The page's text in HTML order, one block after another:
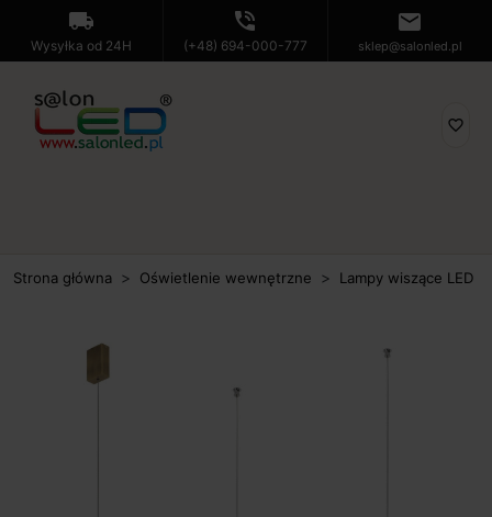
local_shipping
Wysyłka od 24H
phone_in_talk
(+48) 694-000-777
mail
sklep@salonled.pl
favorite_border
Strona główna Oświetlenie wewnętrzne Lampy wiszące LED